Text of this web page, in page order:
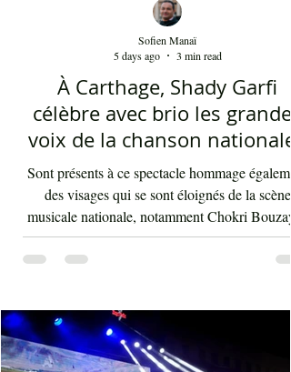
À Carthage, Shady Garfi
célèbre avec brio les grandes
voix de la chanson nationale
Par Sofien Manaï
Sont présents à ce spectacle hommage
des visages qui se sont éloignés de la scène
nouveau sur scène. Par la suite, c'était autour
d'Asma Ben Ahmed, une voix à la fois
et subliminale. À côté de celle-ci vient Ahmed
Sofien Manaï
5 days ago
3 min read